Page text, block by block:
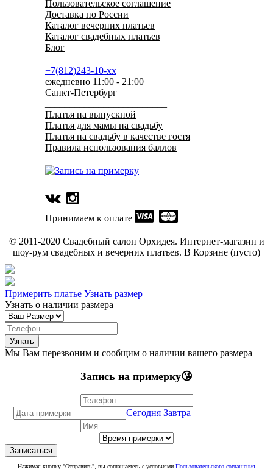
Пользовательское соглашение
Доставка по России
Каталог вечерних платьев
Каталог свадебных платьев
Блог
+7(812)243-10-xx
ежедневно 11:00 - 21:00
Санкт-Петербург
Платья на выпускной
Платья для мамы на свадьбу
Платья на свадьбу в качестве гостя
Правила использования баллов
Принимаем к оплате
© 2011-2020 Свадебный салон Орхидея. Интернет-магазин и
шоу-рум свадебных и вечерних платьев. В Корзине (пусто)
Примерить платье Узнать размер
Узнать о наличии размера
Мы Вам перезвоним и сообщим о наличии вашего размера
Запись на примерку😘
Сегодня Завтра
Нажимая кнопку "Отправить", вы соглашаетесь с условиями Пользовательского соглашения